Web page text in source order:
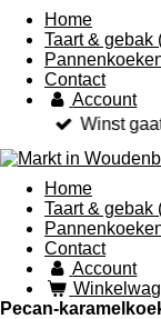
Home
Taart & gebak
Contact
Account
Winst
Home
Taart & gebak
Contact
Account
Pecan-